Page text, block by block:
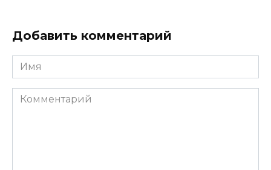
Добавить комментарий
Имя
*
Комментарий